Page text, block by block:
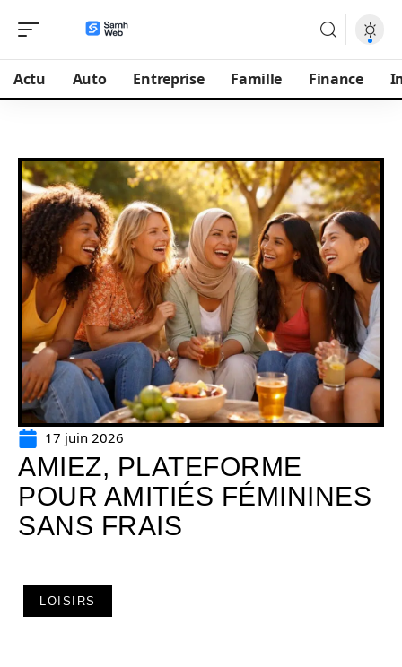
Actu Auto Entreprise Famille Finance
17 juin 2026
AMIEZ, PLATEFORME
POUR AMITIÉS FÉMININES
SANS FRAIS
LOISIRS